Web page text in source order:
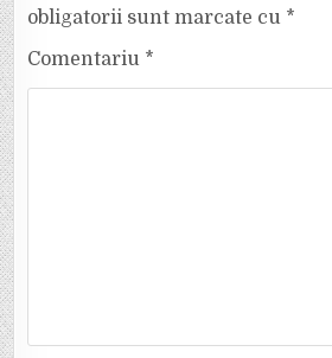
obligatorii sunt marcate cu *
Comentariu *